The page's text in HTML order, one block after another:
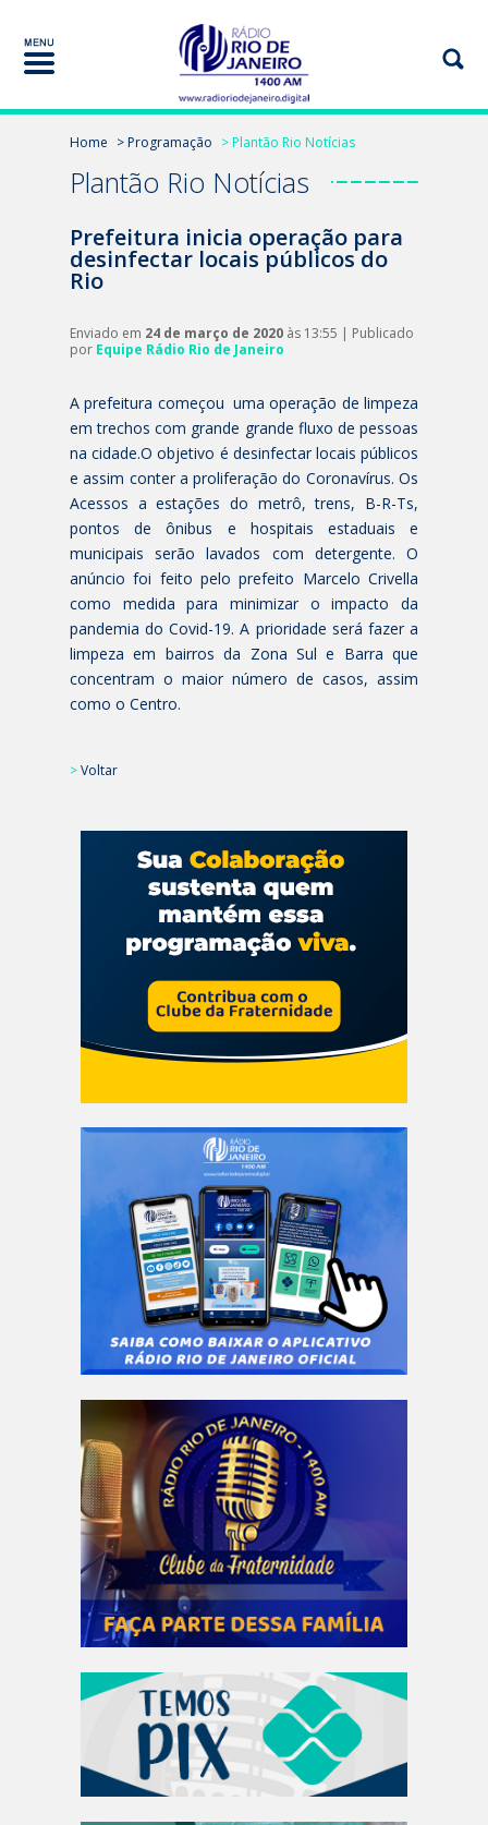
Home > Programação > Plantão Rio Notícias
Plantão Rio Notícias
Prefeitura inicia operação para
desinfectar locais públicos do
Rio
Enviado em 24 de março de 2020 às 13:55 | Publicado
por Equipe Rádio Rio de Janeiro
A prefeitura começou uma operação de limpeza
em trechos com grande grande fluxo de pessoas
na cidade.O objetivo é desinfectar locais públicos
e assim conter a proliferação do Coronavírus. Os
Acessos a estações do metrô, trens, B-R-Ts,
pontos de ônibus e hospitais estaduais e
municipais serão lavados com detergente. O
anúncio foi feito pelo prefeito Marcelo Crivella
como medida para minimizar o impacto da
pandemia do Covid-19. A prioridade será fazer a
limpeza em bairros da Zona Sul e Barra que
concentram o maior número de casos, assim
como o Centro.
>Voltar